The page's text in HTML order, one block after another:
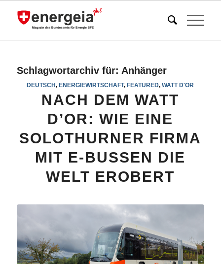
Schlagwortarchiv für: Anhänger
DEUTSCH,ENERGIEWIRTSCHAFT,FEATURED,WATT D'OR
NACH DEM WATT
D’OR: WIE EINE
SOLOTHURNER FIRMA
MIT E-BUSSEN DIE
WELT EROBERT